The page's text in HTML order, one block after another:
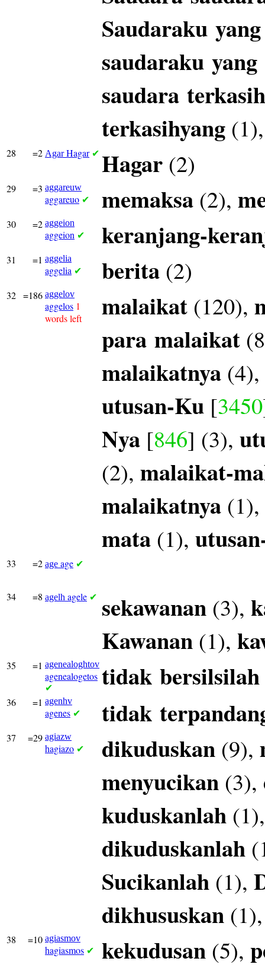
Saudaraku yang
saudaraku yang
saudara terkasih
terkasihyang
28 =2 AgarHagar ✔ Hagar (2)
29 =3 aggareuw
aggareuo ✔ memaksa (2),
30 =2 aggeion
aggeion ✔ keranjang-
31 =1 aggelia
aggelia ✔ berita (2)
32 =186 aggelov
aggelos 1
words left
malaikat (120),
para malaikat
malaikatnya (4),
utusan-Ku [3450
Nya [846] (3),
(2), malaikat-
malaikatnya (1),
mata (1),
33 =2 age age ✔
34 =8 agelh agele ✔ sekawanan (3),
Kawanan (1),
35 =1 agenealoghtov
agenealogetos
✔ tidak bersilsilah
36 =1 agenhv
agenes ✔ tidak
37 =29 agiazw
hagiazo ✔ dikuduskan (9),
menyucikan (3),
kuduskanlah
dikuduskanlah
Sucikanlah (1),
dikhususkan
38 =10 agiasmov
hagiasmos ✔ kekudusan (5),